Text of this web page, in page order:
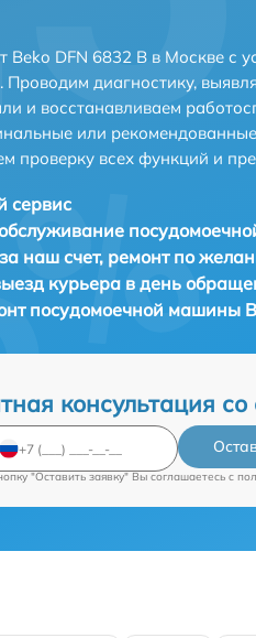
Beko DFN 6832 B в Москве с
диагностику,
и восстанавливаем
или
проверку всех функций и
сервис
наш счет, ремонт по
курьера в день
посудомоечной машины
консультация
"Оставить заявку" Вы соглашаетесь c